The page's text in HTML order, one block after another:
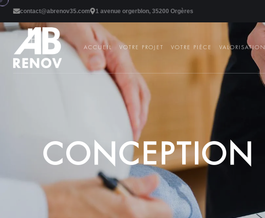
contact@abrenov35.com 1 avenue orgerblon, 35200 Orgères
ACCUEIL VOTRE PROJET VOTRE PIÈCE VALORISATION
CONCEPTION